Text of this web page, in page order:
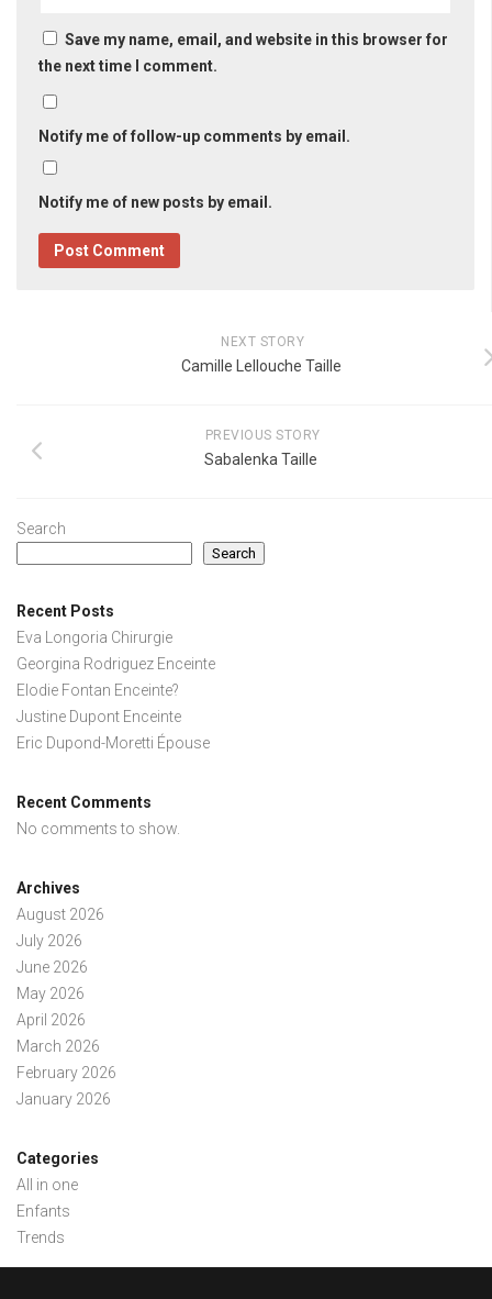
Save my name, email, and website in this browser for
the next time I comment.
Notify me of follow-up comments by email.
Notify me of new posts by email.
NEXT STORY
Camille Lellouche Taille
PREVIOUS STORY
Sabalenka Taille
Search
Search
Recent Posts
Eva Longoria Chirurgie
Georgina Rodriguez Enceinte
Elodie Fontan Enceinte?
Justine Dupont Enceinte
Eric Dupond-Moretti Épouse
Recent Comments
No comments to show.
Archives
August 2026
July 2026
June 2026
May 2026
April 2026
March 2026
February 2026
January 2026
Categories
All in one
Enfants
Trends